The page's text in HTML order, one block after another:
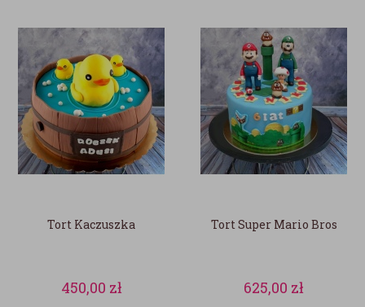
Tort Kaczuszka
450,00 zł
Tort Super Mario Bros
625,00 zł